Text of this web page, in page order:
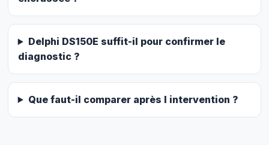
Delphi DS150E suffit-il pour confirmer le
diagnostic ?
Que faut-il comparer après l intervention ?